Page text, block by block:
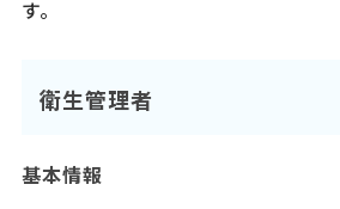
す。
衛生管理者
基本情報